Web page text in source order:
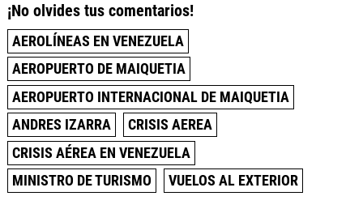
¡No olvides tus comentarios!
AEROLÍNEAS EN VENEZUELA
AEROPUERTO DE MAIQUETIA
AEROPUERTO INTERNACIONAL DE MAIQUETIA
ANDRES IZARRA
CRISIS AEREA
CRISIS AÉREA EN VENEZUELA
MINISTRO DE TURISMO
VUELOS AL EXTERIOR